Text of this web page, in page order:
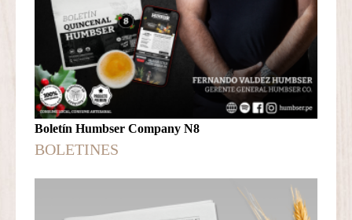
Boletín Humbser Company N8
BOLETINES